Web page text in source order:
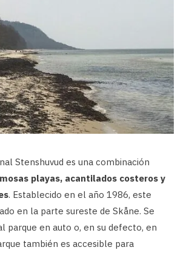
Stenshuvud es una combinación
playas, acantilados costeros y
. Establecido en el año 1986, este
en la parte sureste de Skåne. Se
parque en auto o, en su defecto, en
también es accesible para